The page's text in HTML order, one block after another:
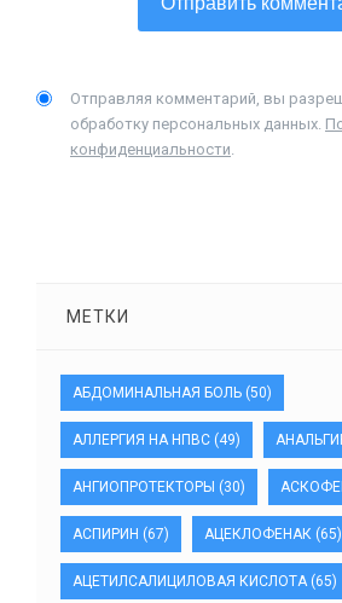
Отправляя комментарий, вы
обработку персональных данных.
конфиденциальности.
МЕТКИ
АБДОМИНАЛЬНАЯ БОЛЬ (50)
АЛЛЕРГИЯ НА НПВС (49)
АНГИОПРОТЕКТОРЫ (30)
АСПИРИН (67) АЦЕКЛОФЕНАК (65)
АЦЕТИЛСАЛИЦИЛОВАЯ КИСЛОТА(65)